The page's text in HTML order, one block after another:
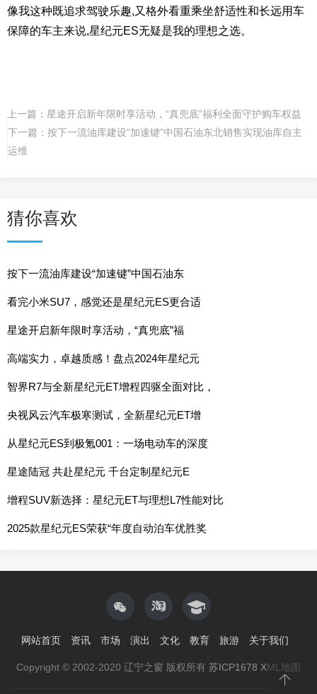
像我这种既追求驾驶乐趣,又格外看重乘坐舒适性和长远用车
保障的车主来说,星纪元ES无疑是我的理想之选。
上一篇： 星途开启新年限时享活动，“真兜底”福利全面守护购车权益
下一篇： 按下一流油库建设“加速键”中国石油东北销售实现油库自主
运维
猜你喜欢
按下一流油库建设“加速键”中国石油东
看完小米SU7，感觉还是星纪元ES更合适
星途开启新年限时享活动，“真兜底”福
高端实力，卓越质感！盘点2024年星纪元
智界R7与全新星纪元ET增程四驱全面对比，
央视风云汽车极寒测试，全新星纪元ET增
从星纪元ES到极氪001：一场电动车的深度
星途陆冠 共赴星纪元 千台定制星纪元E
增程SUV新选择：星纪元ET与理想L7性能对比
2025款星纪元ES荣获“年度自动泊车优胜奖
网站首页 资讯 市场 演出 文化 教育 旅游 关于我们
Copyright © 2002-2020 辽宁之窗 版权所有 苏ICP1678 XML地图